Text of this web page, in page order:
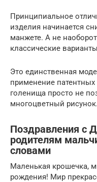
Принципиальное
изделия начинается
манжете. А не
классические
Это единственная
применение патентных
голенища просто не
многоцветный рисунок.
Поздравления с
родителям
словами
Маленькая крошечка,
рождения! Мир